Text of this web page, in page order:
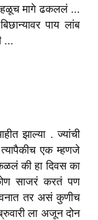
हळूच मागे ढकललं ...
पाय लांब
...
झाल्या . ज्यांची
एक म्हणजे
की हा दिवस का
साजरं करतं पण
तर असं कुणीच
ला अजून दोन